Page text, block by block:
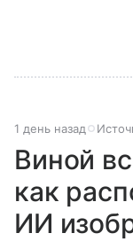
1 день назад
Виной
как
ИИ